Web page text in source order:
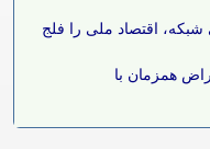
شبکه، اقتصاد ملی را فلج
همزمان با